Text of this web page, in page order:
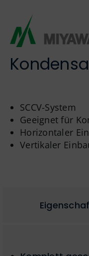
SCCV-System
Geeignet für
Horizontaler
Vertikaler